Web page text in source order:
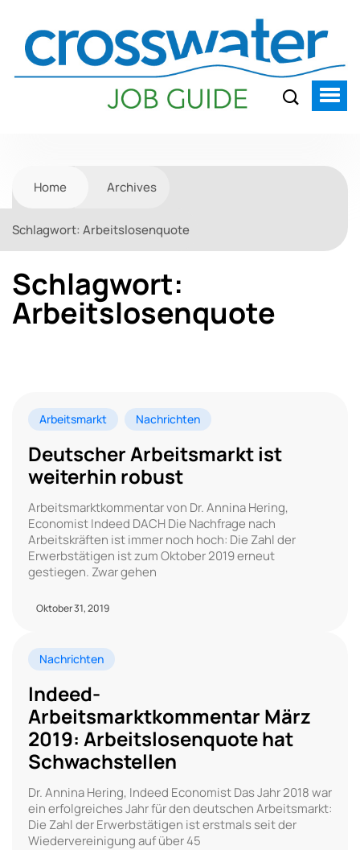
Home Archives
Schlagwort: Arbeitslosenquote
Schlagwort:
Arbeitslosenquote
Arbeitsmarkt Nachrichten
Deutscher Arbeitsmarkt ist
weiterhin robust
Arbeitsmarktkommentar von Dr. Annina Hering,
Economist Indeed DACH Die Nachfrage nach
Arbeitskräften ist immer noch hoch: Die Zahl der
Erwerbstätigen ist zum Oktober 2019 erneut
gestiegen. Zwar gehen
Oktober 31, 2019
Nachrichten
Indeed-
Arbeitsmarktkommentar März
2019: Arbeitslosenquote hat
Schwachstellen
Dr. Annina Hering, Indeed Economist Das Jahr 2018 war
ein erfolgreiches Jahr für den deutschen Arbeitsmarkt:
Die Zahl der Erwerbstätigen ist erstmals seit der
Wiedervereinigung auf über 45